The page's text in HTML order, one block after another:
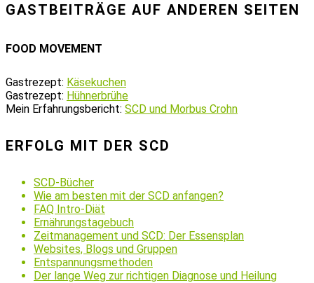
GASTBEITRÄGE AUF ANDEREN SEITEN
FOOD MOVEMENT
Gastrezept: Käsekuchen
Gastrezept: Hühnerbrühe
Mein Erfahrungsbericht: SCD und Morbus Crohn
ERFOLG MIT DER SCD
SCD-Bücher
Wie am besten mit der SCD anfangen?
FAQ Intro-Diät
Ernährungstagebuch
Zeitmanagement und SCD: Der Essensplan
Websites, Blogs und Gruppen
Entspannungsmethoden
Der lange Weg zur richtigen Diagnose und Heilung